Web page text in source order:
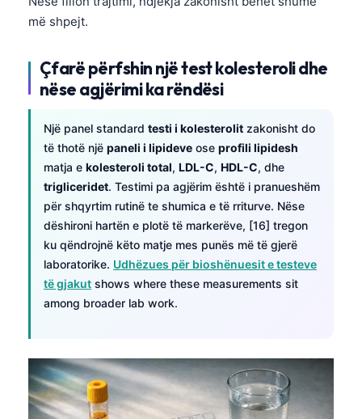
më shpejt.
Çfarë përfshin një test kolesteroli dhe
nëse agjërimi ka rëndësi
Një panel standard testi i kolesterolit zakonisht do
të thotë një paneli i lipideve ose profili lipidesh
matja e kolesteroli total, LDL-C, HDL-C, dhe
trigliceridet. Testimi pa agjërim është i pranueshëm
për shqyrtim rutinë te shumica e të rriturve. Nëse
dëshironi hartën e plotë të markerëve, [16] tregon
ku qëndrojnë këto matje mes punës më të gjerë
laboratorike. Udhëzues për bioshënuesit e testeve
të gjakut shows where these measurements sit
among broader lab work.